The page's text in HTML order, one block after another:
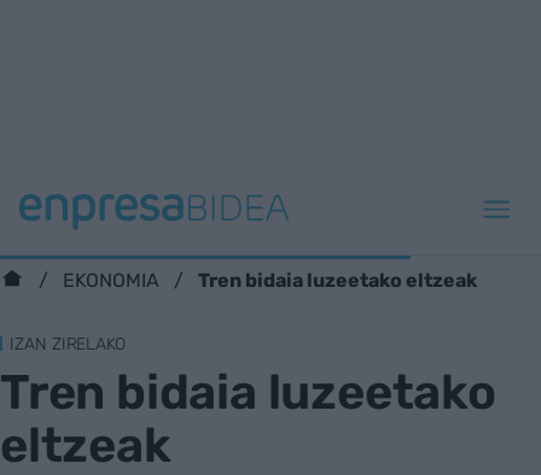
EKONOMIA Tren bidaia luzeetako eltzeak
IZAN ZIRELAKO
Tren bidaia luzeetako
eltzeak